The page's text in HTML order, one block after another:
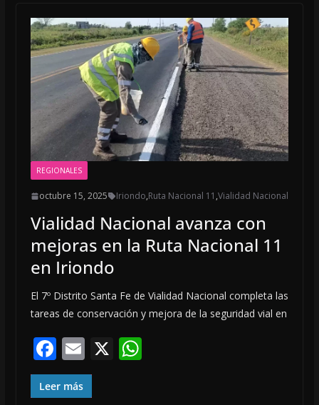
o
o
k
A
p
p
REGIONALES
octubre 15, 2025 Iriondo,Ruta Nacional 11,Vialidad Nacional
Vialidad Nacional avanza con
mejoras en la Ruta Nacional 11
en Iriondo
El 7º Distrito Santa Fe de Vialidad Nacional completa las
tareas de conservación y mejora de la seguridad vial en
F
ac
e
E
m
ai
X W
Leer más